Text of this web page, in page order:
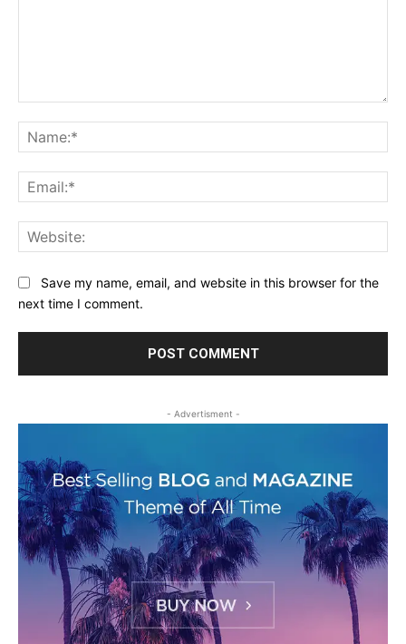
Save my name, email, and website in this browser for the
next time I comment.
- Advertisment -